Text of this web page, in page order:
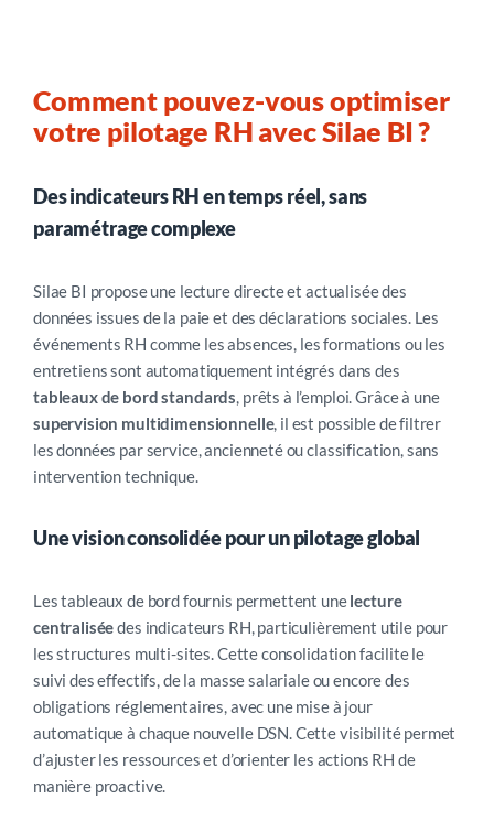
Comment pouvez-vous optimiser
votre pilotage RH avec Silae BI ?
Des indicateurs RH en temps réel, sans
paramétrage complexe
Silae BI propose une lecture directe et actualisée des
données issues de la paie et des déclarations sociales. Les
événements RH comme les absences, les formations ou les
entretiens sont automatiquement intégrés dans des
tableaux de bord standards, prêts à l’emploi. Grâce à une
supervision multidimensionnelle, il est possible de filtrer
les données par service, ancienneté ou classification, sans
intervention technique.
Une vision consolidée pour un pilotage global
Les tableaux de bord fournis permettent unelecture
centraliséedes indicateurs RH, particulièrement utile pour
les structures multi-sites. Cette consolidation facilite le
suivi des effectifs, de la masse salariale ou encore des
obligations réglementaires, avec une mise à jour
automatique à chaque nouvelle DSN. Cette visibilité permet
d’ajuster les ressources et d’orienter les actions RH de
manière proactive.